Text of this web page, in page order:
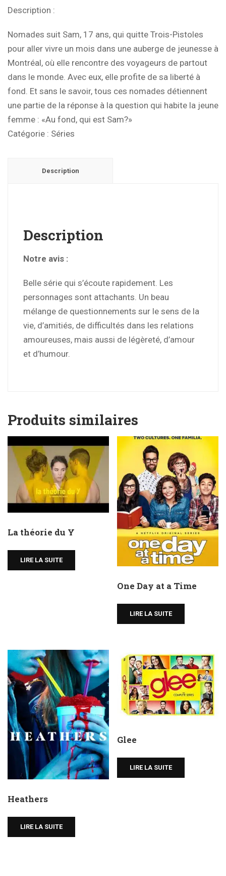
Description :
Nomades suit Sam, 17 ans, qui quitte Trois-Pistoles
pour aller vivre un mois dans une auberge de jeunesse à
Montréal, où elle rencontre des voyageurs de partout
dans le monde. Avec eux, elle profite de sa liberté à
fond. Et sans le savoir, tous ces nomades détiennent
une partie de la réponse à la question qui habite la jeune
femme : «Au fond, qui est Sam?»
Catégorie : Séries
Description
Description
Notre avis :
Belle série qui s’écoute rapidement. Les
personnages sont attachants. Un beau
mélange de questionnements sur le sens de la
vie, d’amitiés, de difficultés dans les relations
amoureuses, mais aussi de légèreté, d’amour
et d’humour.
Produits similaires
La théorie du Y
LIRE LA SUITE
One Day at a Time
LIRE LA SUITE
Heathers
LIRE LA SUITE
Glee
LIRE LA SUITE